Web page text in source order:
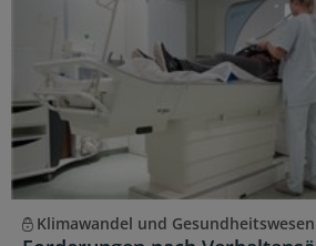
Klimawandel und Gesundheitswesen